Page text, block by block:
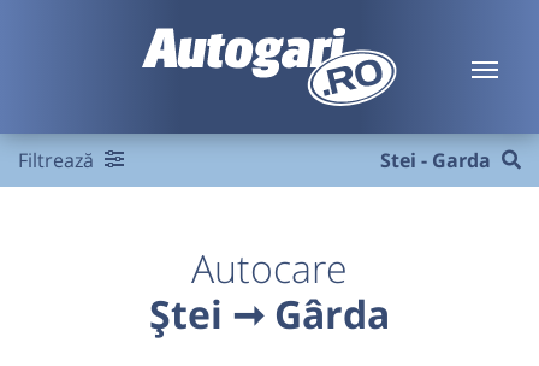
Filtrează Stei - Garda
Autocare
Ștei ➞ Gârda